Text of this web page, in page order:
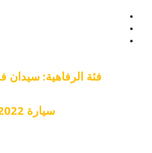
فئة الرفاهية: سيدان
سيارة BMW Li730-2022